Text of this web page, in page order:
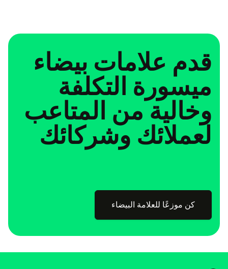
قدم علامات بيضاء
ميسورة التكلفة
وخالية من المتاعب
لعملائك وشركائك
كن موزعًا للعلامة البيضاء